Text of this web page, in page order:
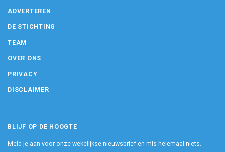
ADVERTEREN
DE STICHTING
TEAM
OVER ONS
PRIVACY
DISCLAIMER
BLIJF OP DE HOOGTE
Meld je aan voor onze wekelijkse nieuwsbrief en mis helemaal niets.